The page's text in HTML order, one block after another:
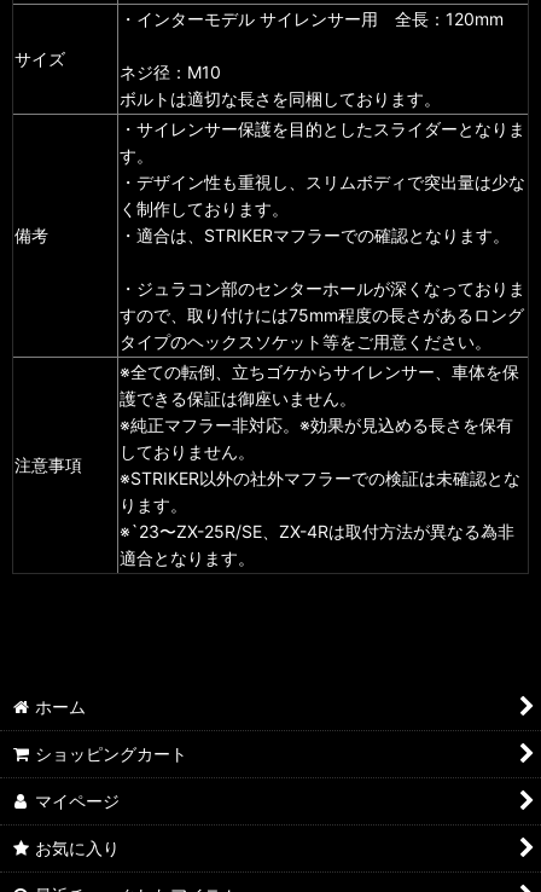
サイズ
・インターモデル サイレンサー用 全長：120mm
ネジ径：M10
ボルトは適切な長さを同梱しております。
備考
・サイレンサー保護を目的としたスライダーとなりま
す。
・デザイン性も重視し、スリムボディで突出量は少な
く制作しております。
・適合は、STRIKERマフラーでの確認となります。
・ジュラコン部のセンターホールが深くなっておりま
すので、取り付けには75mm程度の長さがあるロング
タイプのヘックスソケット等をご用意ください。
注意事項
※全ての転倒、立ちゴケからサイレンサー、車体を保
護できる保証は御座いません。
※純正マフラー非対応。※効果が見込める長さを保有
しておりません。
※STRIKER以外の社外マフラーでの検証は未確認とな
ります。
※`23〜ZX-25R/SE、ZX-4Rは取付方法が異なる為非
適合となります。
ホーム
ショッピングカート
マイページ
お気に入り